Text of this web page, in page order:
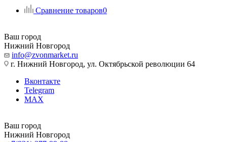
Сравнение товаров0
Ваш город
Нижний Новгород
info@zvonmarket.ru
г. Нижний Новгород, ул. Октябрьской революции 64
Вконтакте
Telegram
MAX
Ваш город
Нижний Новгород